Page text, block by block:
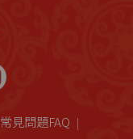
常見問題FAQ